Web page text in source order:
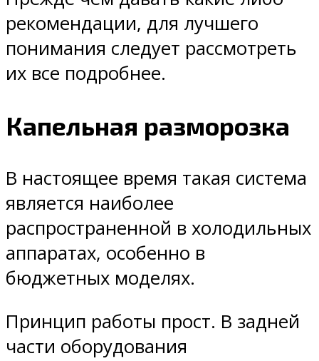
рекомендации, для лучшего
понимания следует рассмотреть
их все подробнее.
Капельная разморозка
В настоящее время такая система
является наиболее
распространенной в холодильных
аппаратах, особенно в
бюджетных моделях.
Принцип работы прост. В задней
части оборудования